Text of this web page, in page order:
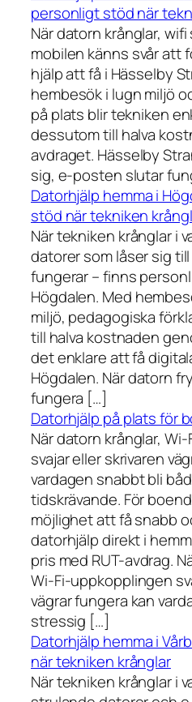
personligt stöd när
När datorn krånglar,
mobilen känns svår att
hjälp att få i Hässelby
hembesök i lugn miljö
på plats blir tekniken
dessutom till halva
avdraget. Hässelby
sig, e-posten slutar
Datorhjälp hemma i
stöd när tekniken
När tekniken krånglar i
datorer som låser sig
fungerar – finns
Högdalen. Med
miljö, pedagogiska
till halva kostnaden
det enklare att få
Högdalen. När datorn
fungera […]
Datorhjälp på plats för
När datorn krånglar,
svajar eller skrivaren
vardagen snabbt bli
tidskrävande. För
möjlighet att få snabb
datorhjälp direkt i
pris med RUT-avdrag.
Wi-Fi-uppkopplingen
vägrar fungera kan
stressig […]
Datorhjälp hemma i
när tekniken krånglar
När tekniken krånglar i